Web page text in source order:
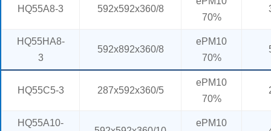
HQ55A8-3 592x592x360/8
70%
HQ55HA8-
3
592x892x360/8
ePM10
70%
HQ55C5-3 287x592x360/5
ePM10
70%
HQ55A10-
ePM10